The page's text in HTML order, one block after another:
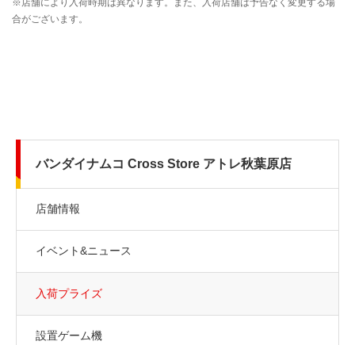
バンダイナムコ Cross Store アトレ秋葉原店
店舗情報
イベント&ニュース
入荷プライズ
設置ゲーム機